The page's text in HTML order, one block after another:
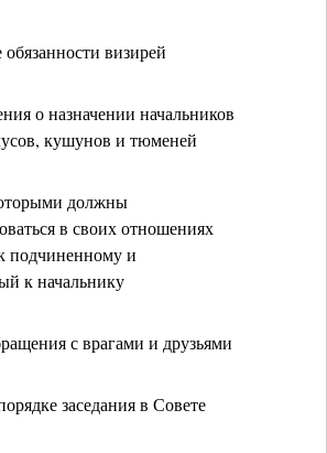
визирей
о назначении начальников
кушунов и тюменей
должны
в своих отношениях
подчиненному и
к начальнику
с врагами и друзьями
заседания в Совете